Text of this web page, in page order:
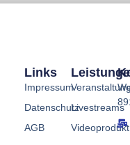
Livestreams
Links
Impressum
Datenschutz
AGB